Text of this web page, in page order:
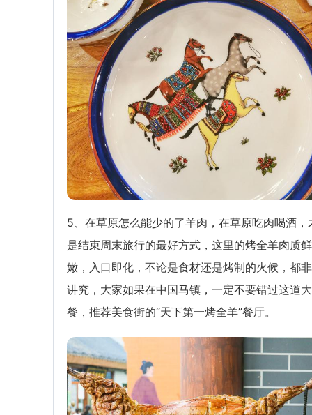
5、在草原怎么能少的了羊肉，在草原吃肉喝酒，
是结束周末旅行的最好方式，这里的烤全羊肉质鲜
嫩，入口即化，不论是食材还是烤制的火候，都
讲究，大家如果在中国马镇，一定不要错过这道大
餐，推荐美食街的“天下第一烤全羊”餐厅。